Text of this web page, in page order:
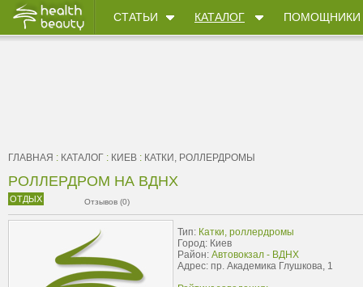
СТАТЬИ КАТАЛОГ ПОМОЩНИКИ
ГЛАВНАЯ : КАТАЛОГ : КИЕВ : КАТКИ, РОЛЛЕРДРОМЫ
РОЛЛЕРДРОМ НА ВДНХ
ОТДЫХ Отзывов (0)
Тип: Катки, роллердромы
Город: Киев
Район: Автовокзал - ВДНХ
Адрес: пр. Академика Глушкова, 1